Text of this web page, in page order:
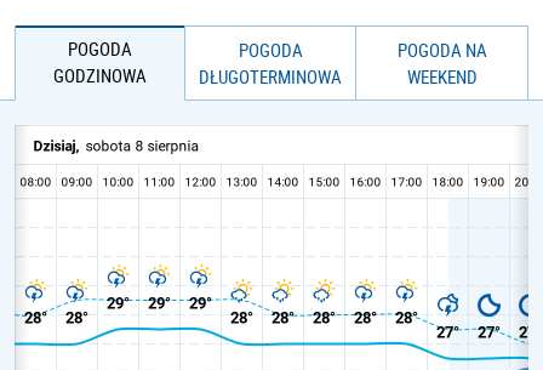
POGODA
GODZINOWA
POGODA
DŁUGOTERMINOWA
POGODA NA
WEEKEND